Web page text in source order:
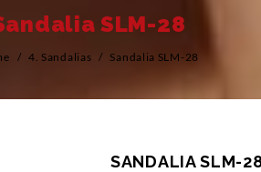
SLM-28
/ 4. Sandalias / Sandalia SLM-28
SANDALIA SLM-